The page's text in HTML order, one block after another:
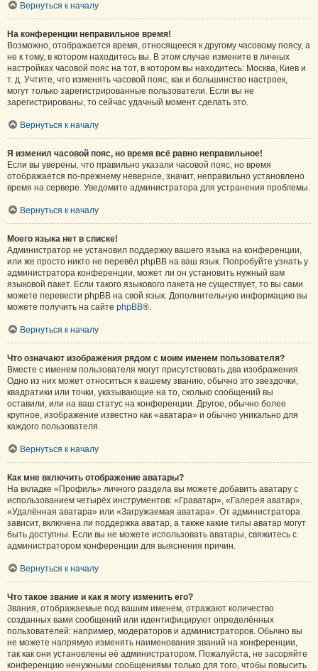
Вернуться к началу
На конференции неправильное время!
Возможно, отображается время, относящееся к другому часовому поясу, а
не к тому, в котором находитесь вы. В этом случае измените в личных
настройках часовой пояс на тот, в котором вы находитесь: Москва, Киев и
т. д. Учтите, что изменять часовой пояс, как и большинство настроек,
могут только зарегистрированные пользователи. Если вы не
зарегистрированы, то сейчас удачный момент сделать это.
Вернуться к началу
Я изменил часовой пояс, но время всё равно неправильное!
Если вы уверены, что правильно указали часовой пояс, но время
отображается по-прежнему неверное, значит, неправильно установлено
время на сервере. Уведомите администратора для устранения проблемы.
Вернуться к началу
Моего языка нет в списке!
Администратор не установил поддержку вашего языка на конференции,
или же просто никто не перевёл phpBB на ваш язык. Попробуйте узнать у
администратора конференции, может ли он установить нужный вам
языковой пакет. Если такого языкового пакета не существует, то вы сами
можете перевести phpBB на свой язык. Дополнительную информацию вы
можете получить на сайте phpBB®.
Вернуться к началу
Что означают изображения рядом с моим именем пользователя?
Вместе с именем пользователя могут присутствовать два изображения.
Одно из них может относиться к вашему званию, обычно это звёздочки,
квадратики или точки, указывающие на то, сколько сообщений вы
оставили, или на ваш статус на конференции. Другое, обычно более
крупное, изображение известно как «аватара» и обычно уникально для
каждого пользователя.
Вернуться к началу
Как мне включить отображение аватары?
На вкладке «Профиль» личного раздела вы можете добавить аватару с
использованием четырёх инструментов: «Граватар», «Галерея аватар»,
«Удалённая аватара» или «Загружаемая аватара». От администратора
зависит, включена ли поддержка аватар, а также какие типы аватар могут
быть доступны. Если вы не можете использовать аватары, свяжитесь с
администратором конференции для выяснения причин.
Вернуться к началу
Что такое звание и как я могу изменить его?
Звания, отображаемые под вашим именем, отражают количество
созданных вами сообщений или идентифицируют определённых
пользователей: например, модераторов и администраторов. Обычно вы
не можете напрямую изменять наименования званий на конференции,
так как они установлены её администратором. Пожалуйста, не засоряйте
конференцию ненужными сообщениями только для того, чтобы повысить